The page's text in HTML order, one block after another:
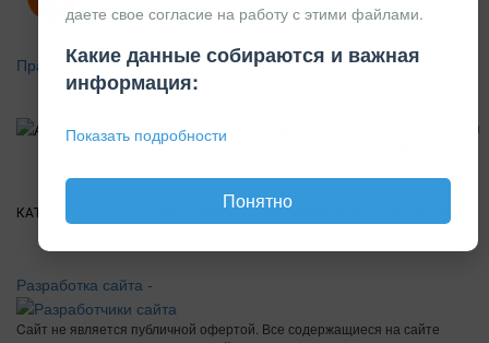
Правила возврата
КОНСТРУКЦИОННЫЙ
КАТАЛОГ ВАКАНСИИ
Разработка сайта -
Cайт не является публичной офертой. Все содержащиеся на сайте
даете свое согласие на работу с этими файлами.
Какие данные собираются и важная
информация:
Показать подробности
Понятно